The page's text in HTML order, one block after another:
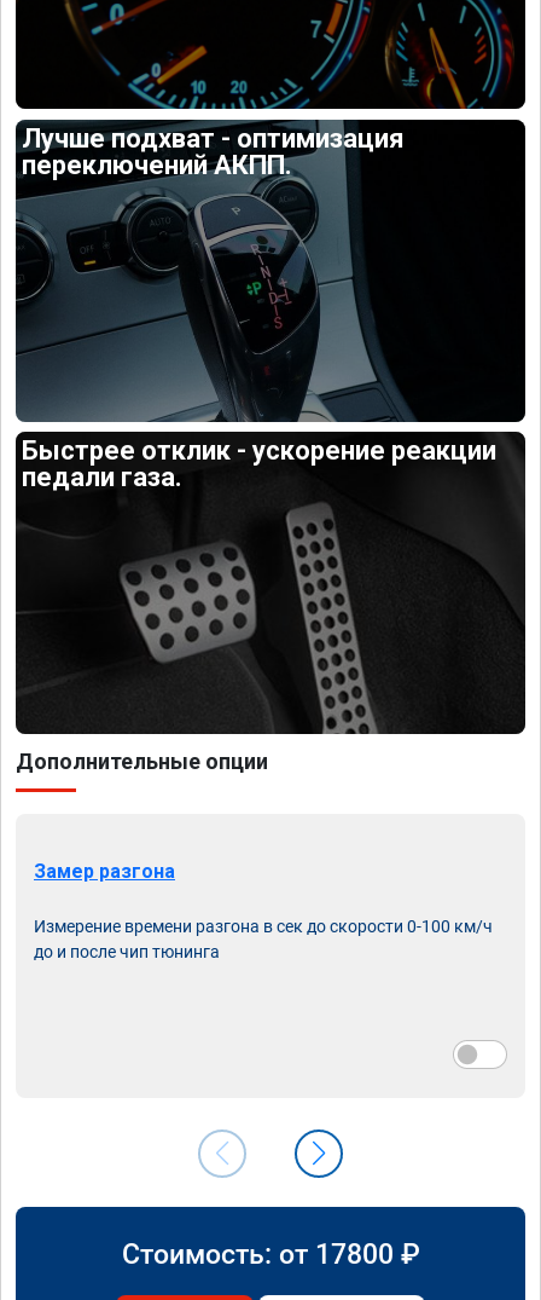
Лучше подхват - оптимизация
переключений АКПП.
Быстрее отклик - ускорение реакции
педали газа.
Дополнительные опции
Замер разгона
Измерение времени разгона в сек до скорости 0-100 км/ч
до и после чип тюнинга
Стоимость: от 17800 ₽